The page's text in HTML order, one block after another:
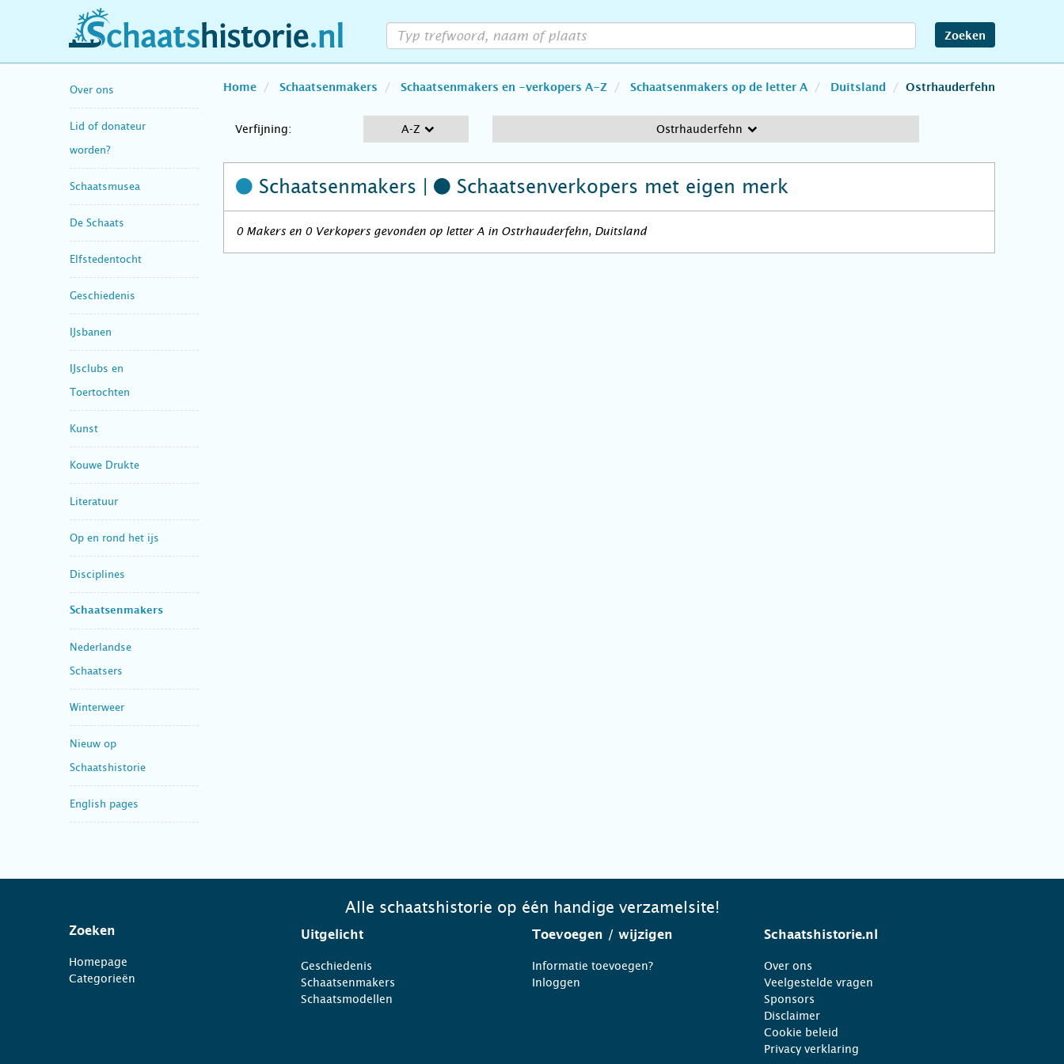
schaatshistorie.nl Zoeken
Over ons
Lid of donateur
worden?
Schaatsmusea
De Schaats
Elfstedentocht
Geschiedenis
IJsbanen
IJsclubs en
Toertochten
Kunst
Kouwe Drukte
Literatuur
Op en rond het ijs
Disciplines
Schaatsenmakers
Nederlandse
Schaatsers
Winterweer
Nieuw op
Schaatshistorie
English pages
Home Schaatsenmakers Schaatsenmakers en -verkopers A-Z Schaatsenmakers op de letter A Duitsland Ostrhauderfehn
Verfijning: A-Z Ostrhauderfehn
Schaatsenmakers | Schaatsenverkopers met eigen merk
0 Makers en 0 Verkopers gevonden op letter A in Ostrhauderfehn, Duitsland
Alle schaatshistorie op één handige verzamelsite!
Zoeken
Homepage
Categorieën
Uitgelicht
Geschiedenis
Schaatsenmakers
Schaatsmodellen
Toevoegen / wijzigen
Informatie toevoegen?
Inloggen
Schaatshistorie.nl
Over ons
Veelgestelde vragen
Sponsors
Disclaimer
Cookie beleid
Privacy verklaring